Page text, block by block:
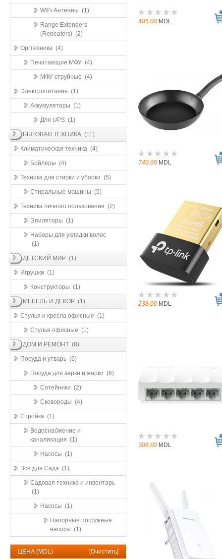
WiFi Антенны (1)
Range Extenders
(Repeaters) (2)
Оргтехника (4)
Печатающие МФУ (4)
МФУ струйные (4)
Электропитание (1)
Аккумуляторы (1)
Для UPS (1)
БЫТОВАЯ ТЕХНИКА (11)
Климатическая техника (4)
Бойлеры (4)
Техника для стирки и уборки (5)
Стиральные машины (5)
Техника личного пользования (2)
Эпиляторы (1)
Наборы для укладки волос
(1)
ДЕТСКИЙ МИР (1)
Игрушки (1)
Конструкторы (1)
МЕБЕЛЬ И ДЕКОР (1)
Стулья и кресла офисные (1)
Стулья офисные (1)
ДОМ И РЕМОНТ (8)
Посуда и утварь (6)
Посуда для варки и жарки (6)
Сотейники (2)
Сковороды (4)
Стройка (1)
Водоснабжение и
канализация (1)
Насосы (1)
Все для Сада (1)
Садовая техника и инвентарь
(1)
Насосы (1)
Напорные погружные
насосы (1)
ЦЕНА (MDL) [Очистить]
485.00 MDL
740.00 MDL
238.00 MDL
306.00 MDL